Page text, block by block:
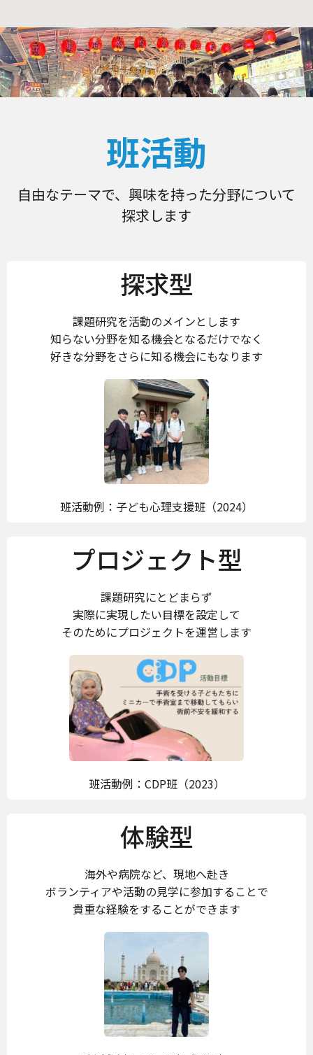
班活動
自由なテーマで、興味を持った分野について
探求します
探求型
課題研究を活動のメインとします
知らない分野を知る機会となるだけでなく
好きな分野をさらに知る機会にもなります
班活動例：子ども心理支援班（2024）
プロジェクト型
課題研究にとどまらず
実際に実現したい目標を設定して
そのためにプロジェクトを運営します
班活動例：CDP班（2023）
体験型
海外や病院など、現地へ赴き
ボランティアや活動の見学に参加することで
貴重な経験をすることができます